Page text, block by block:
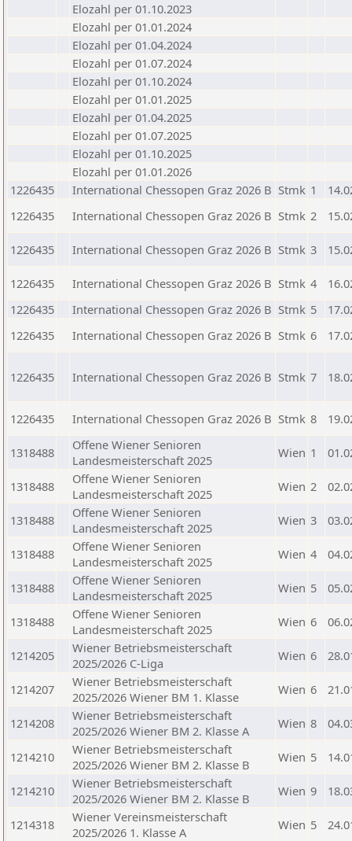
Elozahl per 01.10.2023
Elozahl per 01.01.2024
Elozahl per 01.04.2024
Elozahl per 01.07.2024
Elozahl per 01.10.2024
Elozahl per 01.01.2025
Elozahl per 01.04.2025
Elozahl per 01.07.2025
Elozahl per 01.10.2025
Elozahl per 01.01.2026
1226435
International Chessopen Graz 2026 B Stmk 1
1226435
International Chessopen Graz 2026 B Stmk 2
1226435 International Chessopen Graz 2026 B Stmk 3
1226435 International Chessopen Graz 2026 B Stmk 4
1226435
International Chessopen Graz 2026 B Stmk 5
1226435
International Chessopen Graz 2026 B Stmk 6
1226435 International Chessopen Graz 2026 B Stmk 7
1226435 International Chessopen Graz 2026 B Stmk 8
1318488
Offene Wiener Senioren
Landesmeisterschaft 2025
Wien 1
1318488
Offene Wiener Senioren
Landesmeisterschaft 2025
Wien 2
1318488
Offene Wiener Senioren
Landesmeisterschaft 2025
Wien 3
1318488
Offene Wiener Senioren
Landesmeisterschaft 2025
Wien 4
1318488
Offene Wiener Senioren
Landesmeisterschaft 2025
Wien 5
1318488
Offene Wiener Senioren
Landesmeisterschaft 2025
Wien 6
1214205
Wiener Betriebsmeisterschaft
2025/2026 C-Liga
Wien 6
1214207
Wiener Betriebsmeisterschaft
2025/2026 Wiener BM 1. Klasse
Wien 6
1214208
Wiener Betriebsmeisterschaft
2025/2026 Wiener BM 2. Klasse A
Wien 8
1214210
Wiener Betriebsmeisterschaft
2025/2026 Wiener BM 2. Klasse B
Wien 5
1214210
Wiener Betriebsmeisterschaft
2025/2026 Wiener BM 2. Klasse B
Wien 9
1214318
Wiener Vereinsmeisterschaft
2025/2026 1. Klasse A
Wien 5